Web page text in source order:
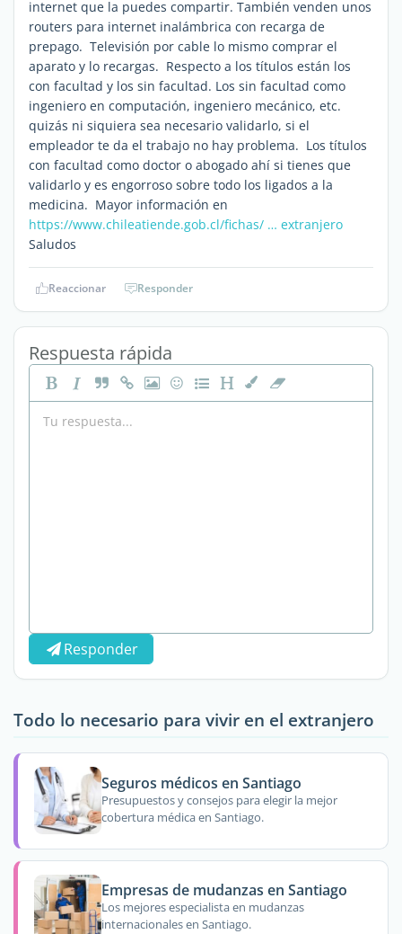
internet que la puedes compartir. También venden unos
routers para internet inalámbrica con recarga de
prepago. Televisión por cable lo mismo comprar el
aparato y lo recargas. Respecto a los títulos están los
con facultad y los sin facultad. Los sin facultad como
ingeniero en computación, ingeniero mecánico, etc.
quizás ni siquiera sea necesario validarlo, si el
empleador te da el trabajo no hay problema. Los títulos
con facultad como doctor o abogado ahí si tienes que
validarlo y es engorroso sobre todo los ligados a la
medicina. Mayor información en
https://www.chileatiende.gob.cl/fichas/ … extranjero
Saludos
Reaccionar Responder
Respuesta rápida
Responder
Todo lo necesario para vivir en el extranjero
Seguros médicos en Santiago
Presupuestos y consejos para elegir la mejor
cobertura médica en Santiago.
Empresas de mudanzas en Santiago
Los mejores especialista en mudanzas
internacionales en Santiago.